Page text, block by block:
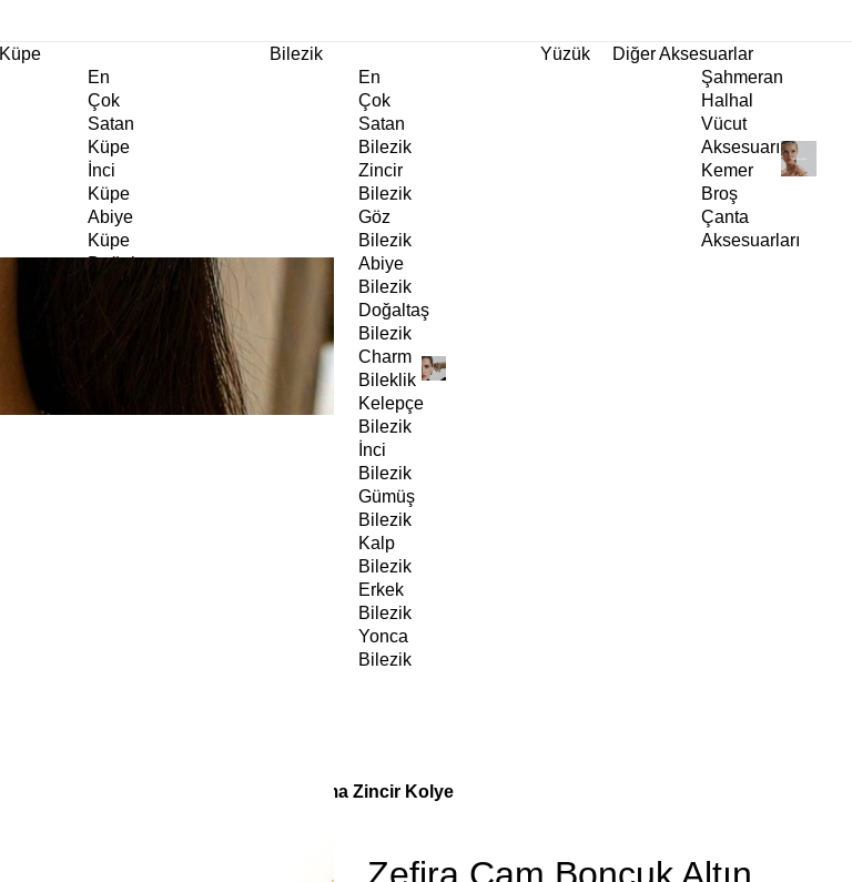
Küpe
En
Çok
Satan
Küpe
İnci
Küpe
Abiye
Küpe
Doğaltaş
Halka
Bilezik
En
Çok
Satan
Bilezik
Zincir
Bilezik
Göz
Bilezik
Abiye
Bilezik
Doğaltaş
Bilezik
Charm
Bileklik
Kelepçe
Bilezik
İnci
Bilezik
Gümüş
Bilezik
Kalp
Bilezik
Erkek
Bilezik
Yonca
Bilezik
Yüzük
Diğer Aksesuarlar
Şahmeran
Halhal
Vücut
Aksesuarı
Kemer
Broş
Çanta
Aksesuarları
Zefira Cam Boncuk Altın Kaplama Zincir Kolye